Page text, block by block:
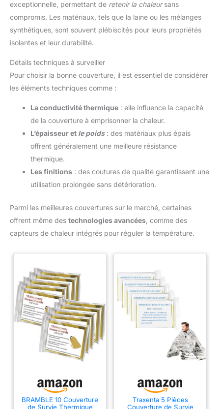
exceptionnelle, permettant de retenir la chaleursans
compromis. Les matériaux, tels que la laine ou les mélanges
synthétiques, sont souvent plébiscités pour leurs propriétés
isolantes et leur durabilité.
Détails techniques à surveiller
Pour choisir la bonne couverture, il est essentiel de considérer
les éléments techniques comme :
La conductivité thermique : elle influence la capacité
de la couverture à emprisonner la chaleur.
L’épaisseur et le poids: des matériaux plus épais
offrent généralement une meilleure résistance
thermique.
Les finitions : des coutures de qualité garantissent une
utilisation prolongée sans détérioration.
Parmi les meilleures couvertures sur le marché, certaines
offrent même des technologies avancées , comme des
capteurs de chaleur intégrés pour réguler la température.
BRAMBLE 10 Couverture
de Survie Thermique
Traxenta 5 Pièces
Couverture de Survie